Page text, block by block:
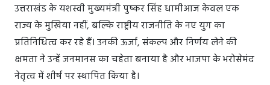
उत्तराखंड के यशस्वी मुख्यमंत्री पुष्कर सिंह धामीआज केवल एक
राज्य के मुखिया नहीं, बल्कि राष्ट्रीय राजनीति के नए युग का
प्रतिनिधित्व कर रहे हैं। उनकी ऊर्जा, संकल्प और निर्णय लेने की
क्षमता ने उन्हें जनमानस का चहेता बनाया है और भाजपा के भरोसेमंद
नेतृत्व में शीर्ष पर स्थापित किया है।